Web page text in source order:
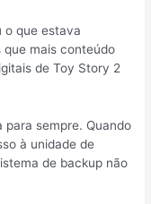
o que estava
mais conteúdo
de Toy Story 2
para sempre. Quando
à unidade de
de backup não